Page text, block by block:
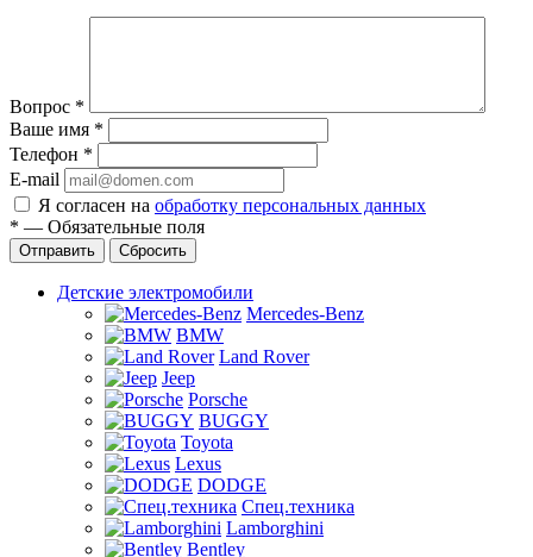
Вопрос *
Ваше имя *
Телефон *
E-mail
Я согласен на обработку персональных данных
* — Обязательные поля
Отправить Сбросить
Детские электромобили
Mercedes-Benz
BMW
Land Rover
Jeep
Porsche
BUGGY
Toyota
Lexus
DODGE
Спец.техника
Lamborghini
Bentley